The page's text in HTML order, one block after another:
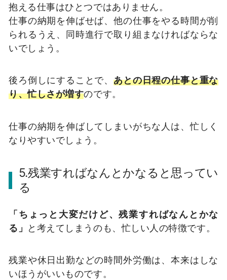
抱える仕事はひとつではありません。
仕事の納期を伸ばせば、他の仕事をやる時間が削
られるうえ、同時進行で取り組まなければならな
いでしょう。
後ろ倒しにすることで、あとの日程の仕事と重な
り、忙しさが増すのです。
仕事の納期を伸ばしてしまいがちな人は、忙しく
なりやすいでしょう。
5.残業すればなんとかなると思ってい
る
「ちょっと大変だけど、残業すればなんとかな
る」 と考えてしまうのも、忙しい人の特徴です。
残業や休日出勤などの時間外労働は、本来はしな
いほうがいいものです。